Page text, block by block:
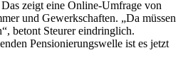
zeigt eine Online-Umfrage von
und Gewerkschaften. „Da müssen
betont Steurer eindringlich.
Pensionierungswelle ist es jetzt